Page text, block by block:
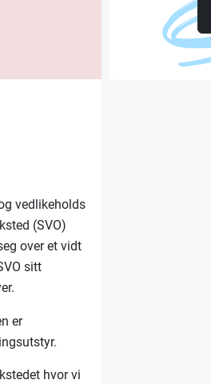
vedlikeholds
(SVO)
over et vidt
sitt
er
hvor vi